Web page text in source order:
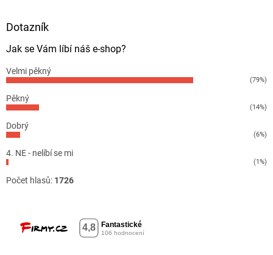
Dotazník
Jak se Vám líbí náš e-shop?
Velmi pěkný
(79%)
Pěkný
(14%)
Dobrý
(6%)
4. NE - nelíbí se mi
(1%)
Počet hlasů: 1726